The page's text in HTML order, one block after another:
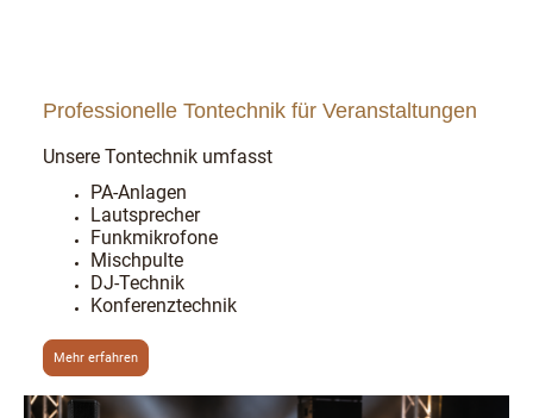
Professionelle Tontechnik für Veranstaltungen
Unsere Tontechnik umfasst
PA-Anlagen
Lautsprecher
Funkmikrofone
Mischpulte
DJ-Technik
Konferenztechnik
Mehr erfahren